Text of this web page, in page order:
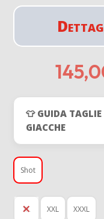
👕 GUIDA
GIACCHE
Shot
XL XXL XXXL